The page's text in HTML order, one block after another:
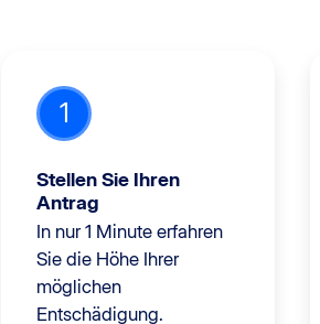
1
Stellen Sie Ihren
Antrag
In nur 1 Minute erfahren
Sie die Höhe Ihrer
möglichen
Entschädigung.